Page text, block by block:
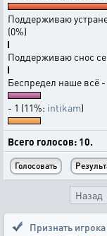
Поддерживаю
(0%)
Поддерживаю снос
Беспредел наше всё -
- 1 (11%: intikam)
Всего голосов: 10.
Назад
Признать